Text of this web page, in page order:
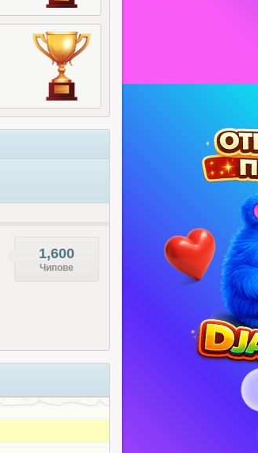
1,600
Чипове